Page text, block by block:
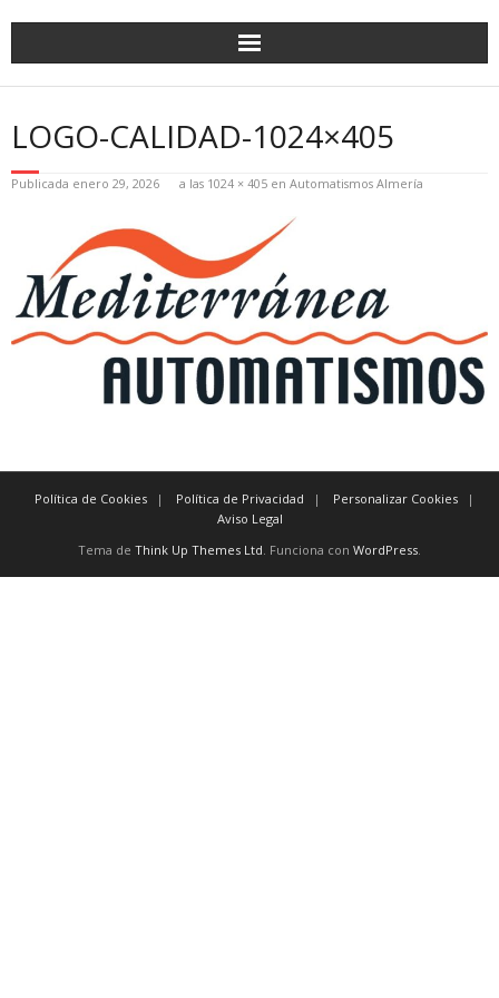
LOGO-CALIDAD-1024×405
Publicada enero 29, 2026 a las 1024 × 405 en Automatismos Almería
Política de Cookies Política de Privacidad
Personalizar Cookies
Aviso Legal
Tema de Think Up Themes Ltd. Funciona con WordPress.